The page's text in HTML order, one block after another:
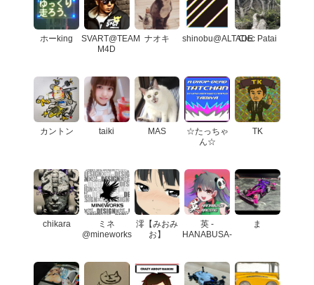
ホーking
SVART@TEAM
M4D
ナオキ shinobu@ALTADECicc Patai
カントン taiki MAS
☆たっちゃ
ん☆
TK
chikara
ミネ
@mineworks
澪【みおみ
お】
英 -
HANABUSA-
ま